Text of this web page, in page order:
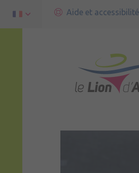
Aide et accessibilité